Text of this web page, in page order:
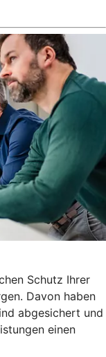
Schutz Ihrer
Davon haben
abgesichert und
einen